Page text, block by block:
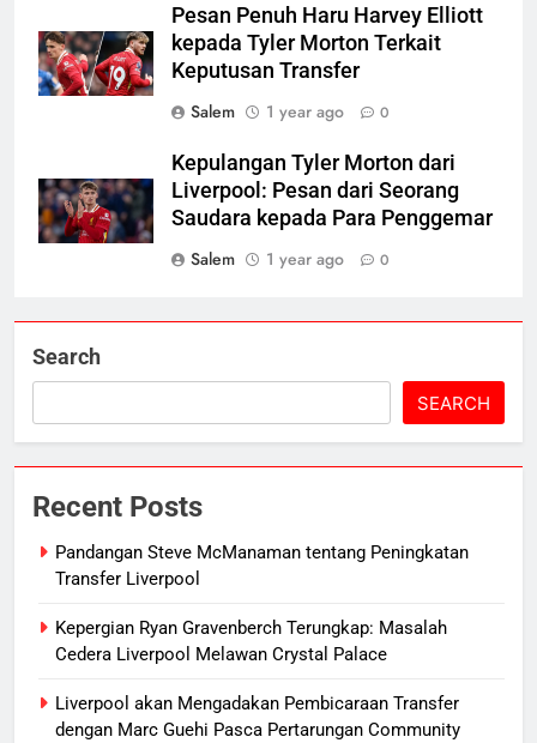
Pesan Penuh Haru Harvey Elliott
kepada Tyler Morton Terkait
Keputusan Transfer
Salem
1 year ago 0
Kepulangan Tyler Morton dari
Liverpool: Pesan dari Seorang
Saudara kepada Para Penggemar
Salem
1 year ago 0
Search
SEARCH
Recent Posts
Pandangan Steve McManaman tentang Peningkatan
Transfer Liverpool
Kepergian Ryan Gravenberch Terungkap: Masalah
Cedera Liverpool Melawan Crystal Palace
Liverpool akan Mengadakan Pembicaraan Transfer
dengan Marc Guehi Pasca Pertarungan Community